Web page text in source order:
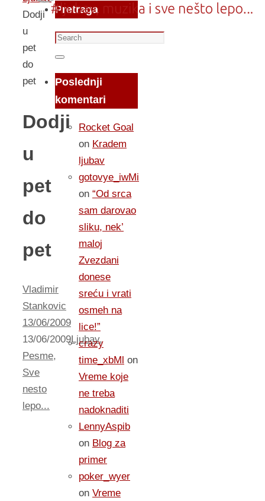
Dodji
u
pet
do
pet
Dodji
u
pet
do
pet
Vladimir
Stankovic
13/06/2009
13/06/2009Ljubav,
Pesme,
Sve
nesto
lepo...
Pretraga
Search
for:
Search
Poslednji
komentari
Rocket Goal
on Kradem
ljubav
gotovye_iwMi
on “Od srca
sam darovao
sliku, nek’
maloj
Zvezdani
donese
sreću i vrati
osmeh na
lice!”
crazy
time_xbMl on
Vreme koje
ne treba
nadoknaditi
LennyAspib
on Blog za
primer
poker_wyer
on Vreme